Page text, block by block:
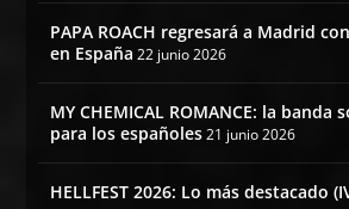
PAPA ROACH regresará a Madrid
en España 22 junio 2026
MY CHEMICAL ROMANCE: la banda
para los españoles 21 junio 2026
HELLFEST 2026: Lo más destacado